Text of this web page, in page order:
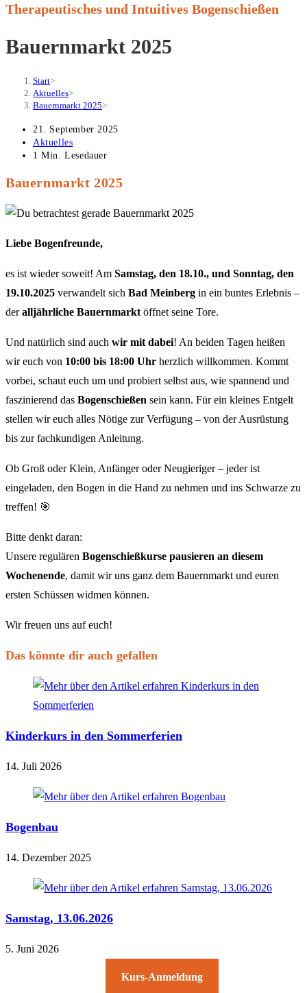
Therapeutisches und Intuitives Bogenschießen
Bauernmarkt 2025
Start>
Aktuelles>
Bauernmarkt 2025>
Beitrag
veröffentlicht:
21. September 2025
Beitrags-
Kategorie:
Aktuelles
Lesedauer:
1 Min. Lesedauer
Bauernmarkt 2025
Liebe Bogenfreunde,
es ist wieder soweit! Am Samstag, den 18.10., und Sonntag, den
19.10.2025 verwandelt sich Bad Meinberg in ein buntes Erlebnis –
deralljährliche Bauernmarkt öffnet seine Tore.
Und natürlich sind auch wir mit dabei! An beiden Tagen heißen
wir euch von 10:00 bis 18:00 Uhr herzlich willkommen. Kommt
vorbei, schaut euch um und probiert selbst aus, wie spannend und
faszinierend das Bogenschießen sein kann. Für ein kleines Entgelt
stellen wir euch alles Nötige zur Verfügung – von der Ausrüstung
bis zur fachkundigen Anleitung.
Ob Groß oder Klein, Anfänger oder Neugieriger – jeder ist
eingeladen, den Bogen in die Hand zu nehmen und ins Schwarze zu
treffen! 🎯
Bitte denkt daran:
Unsere regulären Bogenschießkurse pausieren an diesem
Wochenende, damit wir uns ganz dem Bauernmarkt und euren
ersten Schüssen widmen können.
Wir freuen uns auf euch!
Das könnte dir auch gefallen
Kinderkurs in den Sommerferien
14. Juli 2026
Bogenbau
14. Dezember 2025
Samstag, 13.06.2026
5. Juni 2026
Kurs-Anmeldung